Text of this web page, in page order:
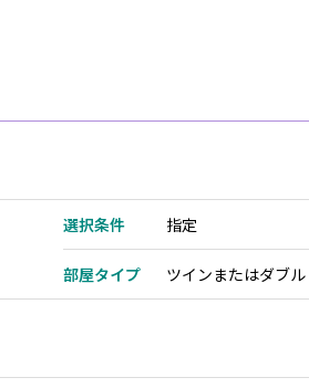
選択条件 指定
部屋タイプ ツインまたはダブル